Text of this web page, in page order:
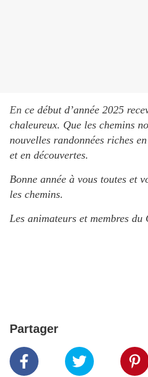
En ce début d’année 2025
chaleureux. Que les chemins
nouvelles randonnées riches
et en découvertes.
Bonne année à vous toutes et
les chemins.
Les animateurs et membres du
Partager